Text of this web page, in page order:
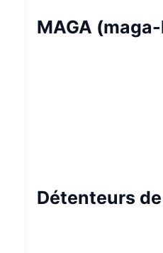
MAGA
Détenteurs